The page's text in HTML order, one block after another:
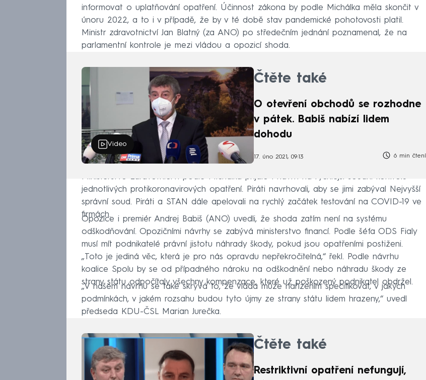
informovat o uplatňování opatření. Účinnost zákona by podle Michálka měla skončit v
únoru 2022, a to i v případě, že by v té době stav pandemické pohotovosti platil.
Ministr zdravotnictví Jan Blatný (za ANO) po středečním jednání poznamenal, že na
parlamentní kontrole je mezi vládou a opozicí shoda.
Video
Čtěte také
O otevření obchodů se rozhodne
v pátek. Babiš nabízí lidem
dohodu
17. úno 2021, 09:13 6 min čtení
Ministerstvo zdravotnictví podle Michálka přijalo i návrh na rychlejší soudní kontrolu
jednotlivých protikoronavirových opatření. Piráti navrhovali, aby se jimi zabýval Nejvyšší
správní soud. Piráti a STAN dále apelovali na rychlý začátek testování na COVID-19 ve
firmách.
Opozice i premiér Andrej Babiš (ANO) uvedli, že shoda zatím není na systému
odškodňování. Opozičními návrhy se zabývá ministerstvo financí. Podle šéfa ODS Fialy
musí mít podnikatelé právní jistotu náhrady škody, pokud jsou opatřeními postiženi.
„Toto je jediná věc, která je pro nás opravdu nepřekročitelná,“ řekl. Podle návrhu
koalice Spolu by se od případného nároku na odškodnění nebo náhradu škody ze
strany státu odpočítaly všechny kompenzace, které už poškozený podnikatel obdržel.
„V našem návrhu se také skrývá to, že vláda může nařízením specifikovat, v jakých
podmínkách, v jakém rozsahu budou tyto újmy ze strany státu lidem hrazeny,“ uvedl
předseda KDU-ČSL Marian Jurečka.
Čtěte také
Restriktivní opatření nefungují,